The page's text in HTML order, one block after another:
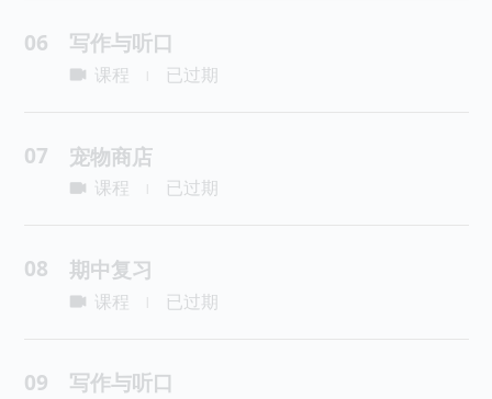
06 写作与听口
课程 已过期
07 宠物商店
课程 已过期
08 期中复习
课程 已过期
09 写作与听口